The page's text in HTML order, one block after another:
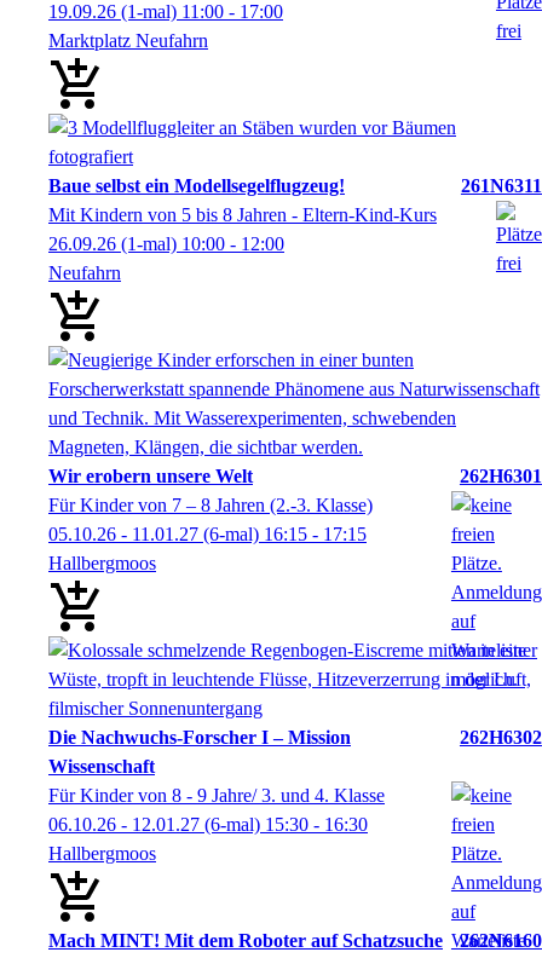
19.09.26 (1-mal) 11:00 - 17:00
Marktplatz Neufahrn
Baue selbst ein Modellsegelflugzeug!
261N6311
Mit Kindern von 5 bis 8 Jahren - Eltern-Kind-Kurs
26.09.26 (1-mal) 10:00 - 12:00
Neufahrn
Wir erobern unsere Welt
262H6301
Für Kinder von 7 – 8 Jahren (2.-3. Klasse)
05.10.26 - 11.01.27 (6-mal) 16:15 - 17:15
Hallbergmoos
Die Nachwuchs-Forscher I – Mission
Wissenschaft
262H6302
Für Kinder von 8 - 9 Jahre/ 3. und 4. Klasse
06.10.26 - 12.01.27 (6-mal) 15:30 - 16:30
Hallbergmoos
Mach MINT! Mit dem Roboter auf Schatzsuche
262N6160